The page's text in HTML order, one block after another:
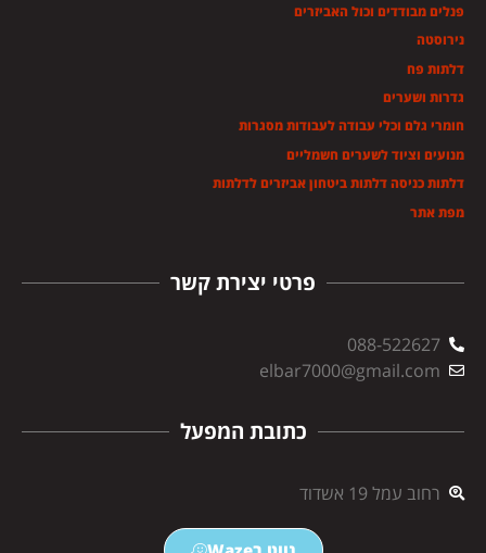
פרטי יצירת קשר
088-522627
elbar7000@gmail.com
כתובת המפעל
רחוב עמל 19 אשדוד
פנלים מבודדים וכול האביזרים
נירוסטה
דלתות פח
גדרות ושערים
חומרי גלם וכלי עבודה לעבודות מסגרות
מנועים וציוד לשערים חשמליים
דלתות כניסה דלתות ביטחון אביזרים לדלתות
מפת אתר